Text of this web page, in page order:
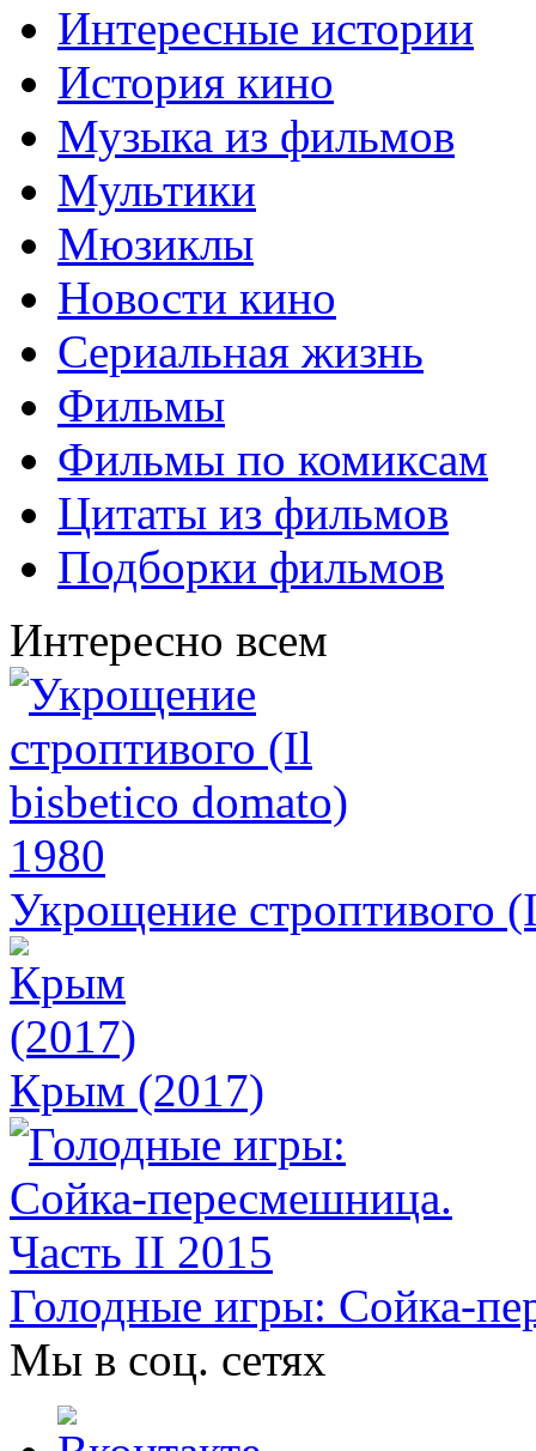
Интересные истории
История кино
Музыка из фильмов
Мультики
Мюзиклы
Новости кино
Сериальная жизнь
Фильмы
Фильмы по комиксам
Цитаты из фильмов
Подборки фильмов
Интересно всем
Укрощение строптивого
Крым (2017)
Голодные игры: Сойка-
Мы в соц. сетях